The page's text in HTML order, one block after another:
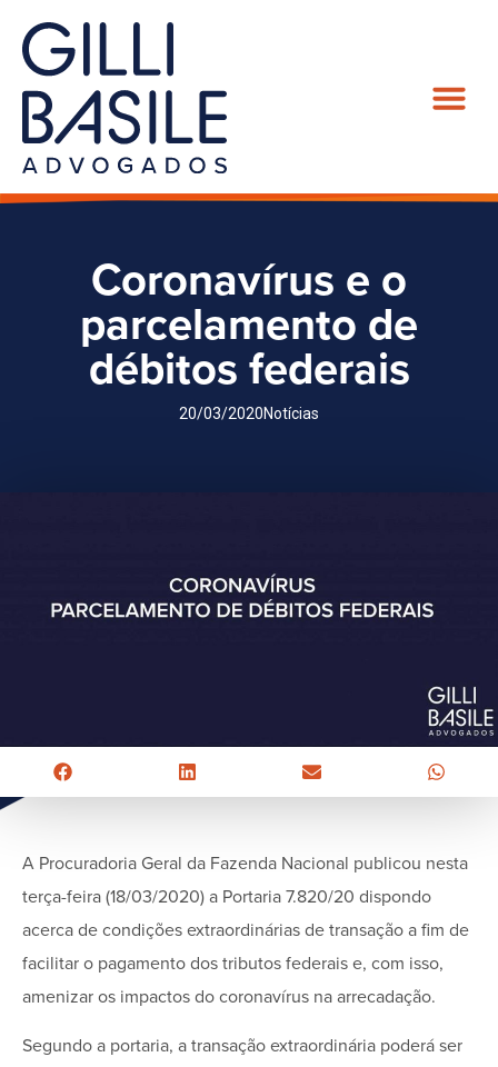
Coronavírus e o
parcelamento de
débitos federais
20/03/2020Notícias
A Procuradoria Geral da Fazenda Nacional publicou nesta
terça-feira (18/03/2020) a Portaria 7.820/20 dispondo
acerca de condições extraordinárias de transação a fim de
facilitar o pagamento dos tributos federais e, com isso,
amenizar os impactos do coronavírus na arrecadação.
Segundo a portaria, a transação extraordinária poderá ser